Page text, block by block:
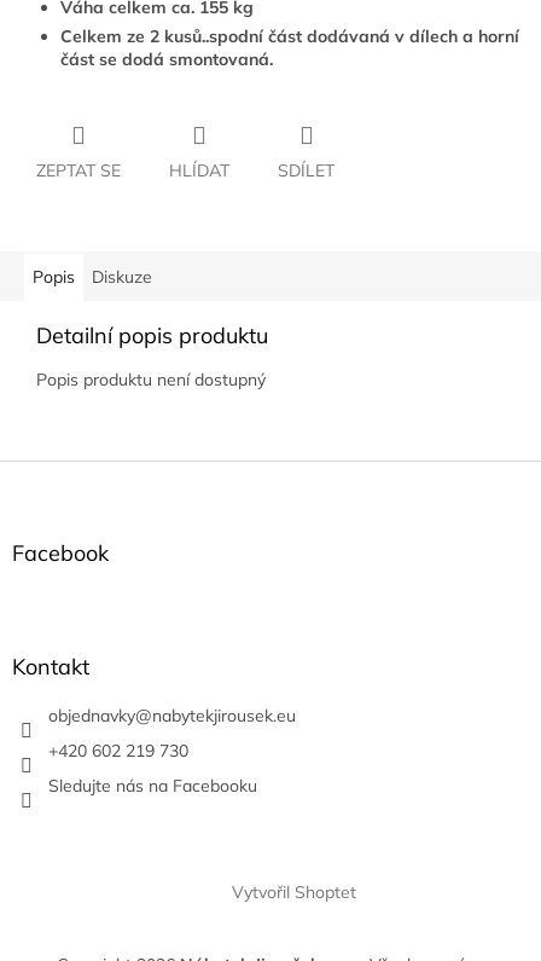
Váha celkem ca. 155 kg
Celkem ze 2 kusů..spodní část dodávaná v dílech a horní
část se dodá smontovaná.
ZEPTAT SE HLÍDAT SDÍLET
Popis Diskuze
Detailní popis produktu
Popis produktu není dostupný
Facebook
Kontakt
objednavky@nabytekjirousek.eu
+420 602 219 730
Sledujte nás na Facebooku
Vytvořil Shoptet